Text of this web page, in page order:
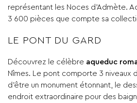
représentant les Noces d’Admète.
3 600 pièces que compte sa
LE PONT DU GARD
Découvrez le célèbre aqueduc
Nîmes. Le pont comporte 3 niveaux
d’être un monument étonnant, le
endroit extraordinaire pour des